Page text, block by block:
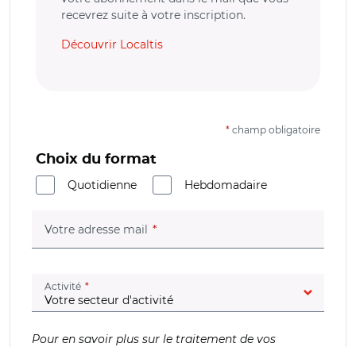
recevrez suite à votre inscription.
Découvrir Localtis
* champ obligatoire
Choix du format
Quotidienne
Hebdomadaire
Votre adresse mail (champ obligatoire)
Activité (champ obligatoire)
Pour en savoir plus sur le traitement de vos